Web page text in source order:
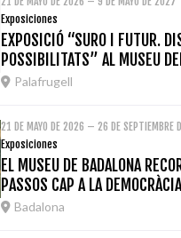
Exposiciones
EXPOSICIÓ “SURO I FUTUR.
POSSIBILITATS” AL MUSEU
Palafrugell
21 DE MAYO DE 2026 – 26 DE SEPTIEMBRE
Exposiciones
EL MUSEU DE BADALONA
PASSOS CAP A LA
Badalona